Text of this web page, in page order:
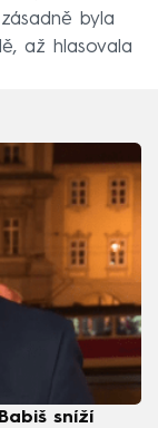
byla
až hlasovala
sníží